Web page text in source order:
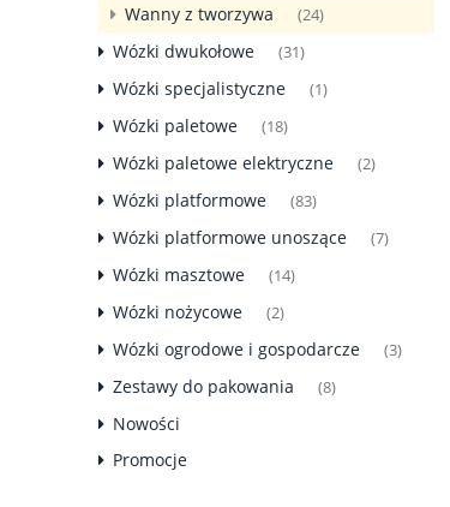
Wanny z tworzywa (24)
Wózki dwukołowe (31)
Wózki specjalistyczne (1)
Wózki paletowe (18)
Wózki paletowe elektryczne (2)
Wózki platformowe (83)
Wózki platformowe unoszące (7)
Wózki masztowe (14)
Wózki nożycowe (2)
Wózki ogrodowe i gospodarcze (3)
Zestawy do pakowania (8)
Nowości
Promocje